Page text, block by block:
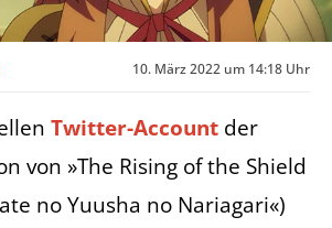
10. März 2022 um 14:18 Uhr
Twitter-Account der
von »The Rising of the Shield
no Yuusha no Nariagari«)